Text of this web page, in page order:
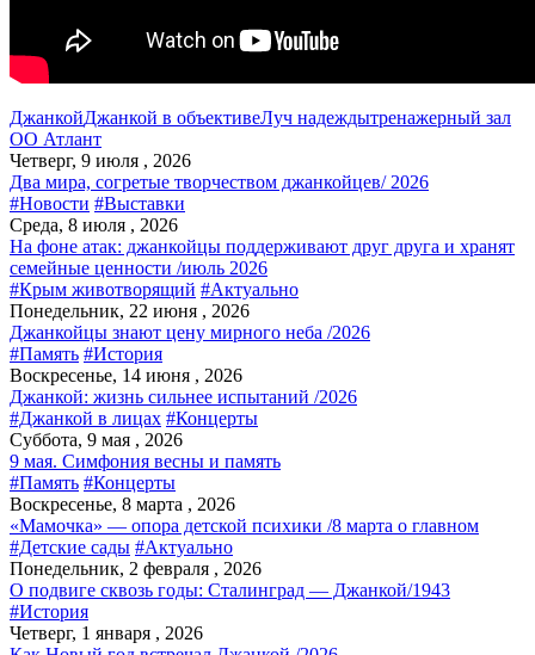
ДжанкойДжанкой в объективеЛуч надеждытренажерный зал
ОО Атлант
Четверг, 9 июля , 2026
Два мира, согретые творчеством джанкойцев/ 2026
#Новости #Выставки
Среда, 8 июля , 2026
На фоне атак: джанкойцы поддерживают друг друга и хранят
семейные ценности /июль 2026
#Крым животворящий #Актуально
Понедельник, 22 июня , 2026
Джанкойцы знают цену мирного неба /2026
#Память #История
Воскресенье, 14 июня , 2026
Джанкой: жизнь сильнее испытаний /2026
#Джанкой в лицах #Концерты
Суббота, 9 мая , 2026
9 мая. Симфония весны и память
#Память #Концерты
Воскресенье, 8 марта , 2026
«Мамочка» — опора детской психики /8 марта о главном
#Детские сады #Актуально
Понедельник, 2 февраля , 2026
О подвиге сквозь годы: Сталинград — Джанкой/1943
#История
Четверг, 1 января , 2026